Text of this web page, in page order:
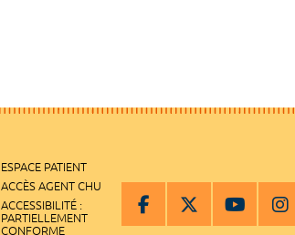
ESPACE PATIENT
ACCÈS AGENT CHU
ACCESSIBILITÉ :
PARTIELLEMENT
CONFORME